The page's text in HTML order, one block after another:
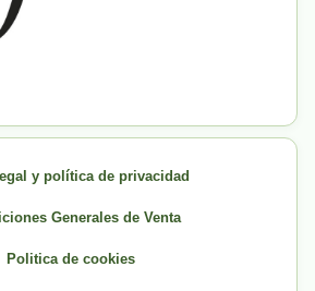
y política de privacidad
Generales de Venta
Politica de cookies